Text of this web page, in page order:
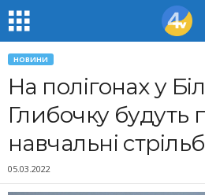
НОВИНИ
На полігонах у
Глибочку будуть
навчальні
05.03.2022